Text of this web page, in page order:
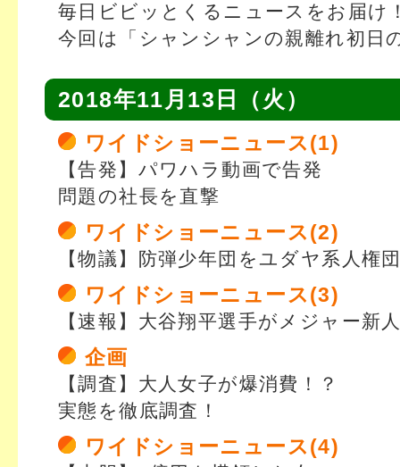
毎日ビビッとくるニュースをお届け
今回は「シャンシャンの親離れ初日
2018年11月13日（火）
ワイドショーニュース(1)
【告発】パワハラ動画で告発
問題の社長を直撃
ワイドショーニュース(2)
【物議】防弾少年団をユダヤ系人権
ワイドショーニュース(3)
【速報】大谷翔平選手がメジャー新
企画
【調査】大人女子が爆消費！？
実態を徹底調査！
ワイドショーニュース(4)